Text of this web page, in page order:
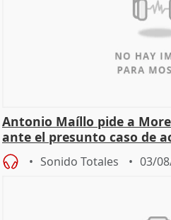
Antonio Maíllo pide a
ante el presunto caso de
Sonido Totales 03/